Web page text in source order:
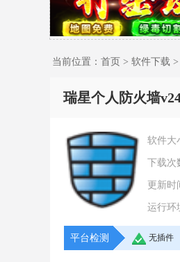
当前位置： 首页 > 软件下载 >
瑞星个人防火墙
软件大
下载次
更新时
运行环
平台检测 无插件